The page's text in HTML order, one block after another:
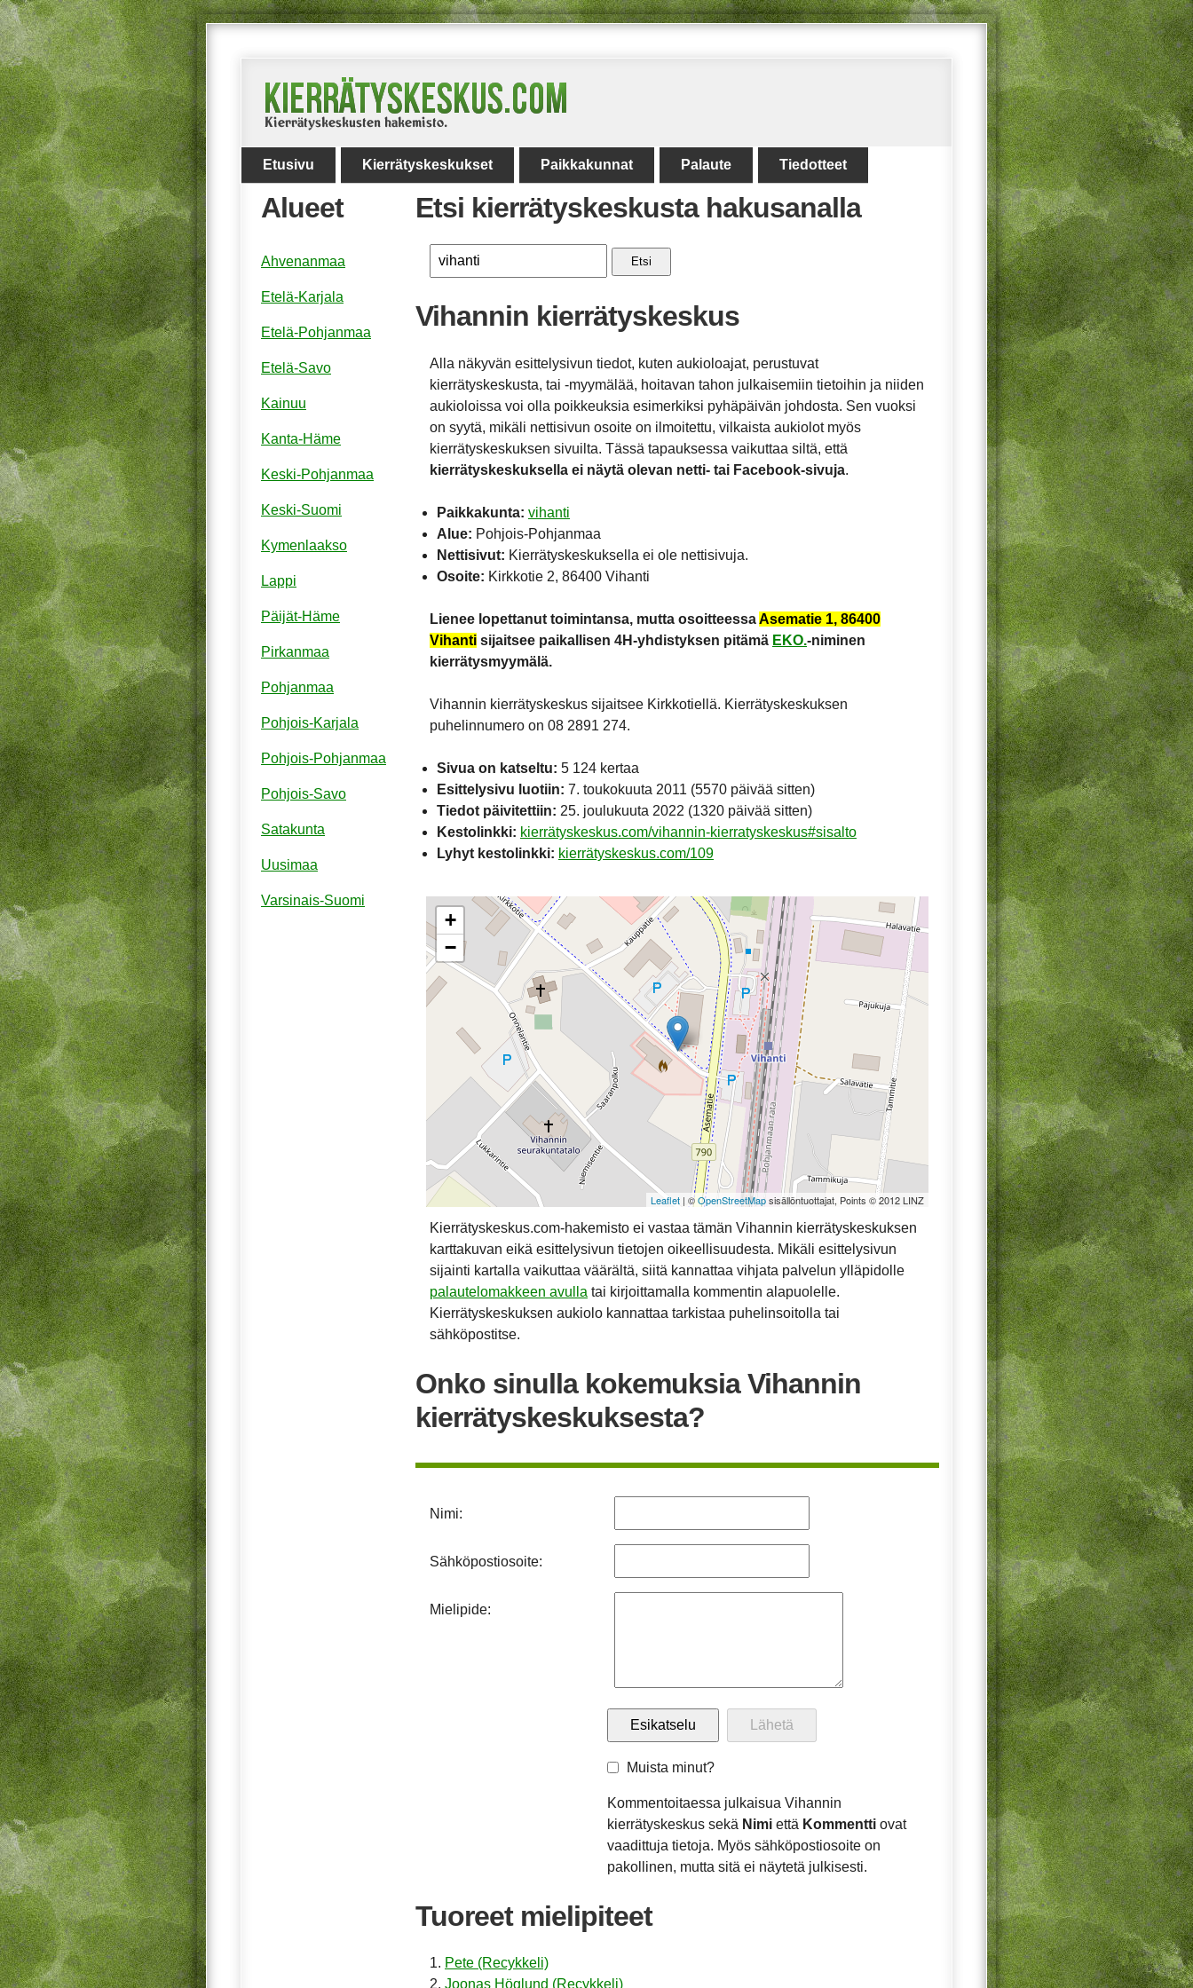
Etusivu Kierrätyskeskukset Paikkakunnat Palaute Tiedotteet
Etsi kierrätyskeskusta hakusanalla
Etsi
Vihannin kierrätyskeskus
Alla näkyvän esittelysivun tiedot, kuten aukioloajat, perustuvat
kierrätyskeskusta, tai -myymälää, hoitavan tahon julkaisemiin tietoihin ja niiden
aukioloissa voi olla poikkeuksia esimerkiksi pyhäpäivän johdosta. Sen vuoksi
on syytä, mikäli nettisivun osoite on ilmoitettu, vilkaista aukiolot myös
kierrätyskeskuksen sivuilta. Tässä tapauksessa vaikuttaa siltä, että
kierrätyskeskuksella ei näytä olevan netti- tai Facebook-sivuja.
Paikkakunta: vihanti
Alue: Pohjois-Pohjanmaa
Nettisivut: Kierrätyskeskuksella ei ole nettisivuja.
Osoite: Kirkkotie 2, 86400 Vihanti
Lienee lopettanut toimintansa, mutta osoitteessaAsematie 1, 86400
Vihanti sijaitsee paikallisen 4H-yhdistyksen pitämä EKO.-niminen
kierrätysmyymälä.
Vihannin kierrätyskeskus sijaitsee Kirkkotiellä. Kierrätyskeskuksen
puhelinnumero on 08 2891 274.
Sivua on katseltu: 5 124 kertaa
Esittelysivu luotiin: 7. toukokuuta 2011 (5570 päivää sitten)
Tiedot päivitettiin: 25. joulukuuta 2022 (1320 päivää sitten)
Kestolinkki: kierrätyskeskus.com/vihannin-kierratyskeskus#sisalto
Lyhyt kestolinkki: kierrätyskeskus.com/109
+
−
Leaflet | ©OpenStreetMapsisällöntuottajat, Points © 2012 LINZ
Kierrätyskeskus.com-hakemisto ei vastaa tämän Vihannin kierrätyskeskuksen
karttakuvan eikä esittelysivun tietojen oikeellisuudesta. Mikäli esittelysivun
sijainti kartalla vaikuttaa väärältä, siitä kannattaa vihjata palvelun ylläpidolle
palautelomakkeen avulla tai kirjoittamalla kommentin alapuolelle.
Kierrätyskeskuksen aukiolo kannattaa tarkistaa puhelinsoitolla tai
sähköpostitse.
Onko sinulla kokemuksia Vihannin
kierrätyskeskuksesta?
Nimi:
Sähköpostiosoite:
Mielipide:
Muista minut?
Kommentoitaessa julkaisua Vihannin
kierrätyskeskus sekä Nimi että Kommentti ovat
vaadittuja tietoja. Myös sähköpostiosoite on
pakollinen, mutta sitä ei näytetä julkisesti.
Tuoreet mielipiteet
Pete (Recykkeli)
Joonas Höglund (Recykkeli)
Alueet
Ahvenanmaa
Etelä-Karjala
Etelä-Pohjanmaa
Etelä-Savo
Kainuu
Kanta-Häme
Keski-Pohjanmaa
Keski-Suomi
Kymenlaakso
Lappi
Päijät-Häme
Pirkanmaa
Pohjanmaa
Pohjois-Karjala
Pohjois-Pohjanmaa
Pohjois-Savo
Satakunta
Uusimaa
Varsinais-Suomi